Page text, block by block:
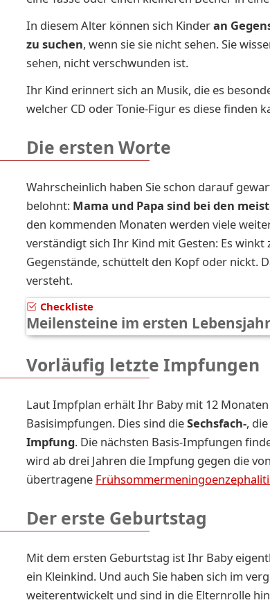
In diesem Alter können sich Kinderan
zu suchen, wenn sie sie nicht sehen. Sie
sehen, nicht verschwunden ist.
Ihr Kind erinnert sich an Musik, die es
welcher CD oder Tonie-Figur es diese finden
Die ersten Worte
Wahrscheinlich haben Sie schon darauf
belohnt: Mama und Papa sind bei den
den kommenden Monaten werden viele
verständigt sich Ihr Kind mit Gesten: Es winkt
Gegenstände, schüttelt den Kopf oder nickt.
versteht.
Checkliste
Meilensteine im ersten Lebensjahr
Vorläufig letzte Impfungen
Laut Impfplan erhält Ihr Baby mit 12
Basisimpfungen. Dies sind dieSechsfach-, die
Impfung. Die nächsten Basis-Impfungen
wird ab drei Jahren die Impfung gegen die
übertragene
Der erste Geburtstag
Mit dem ersten Geburtstag ist Ihr Baby
ein Kleinkind. Und auch Sie haben sich im
weiterentwickelt und sind in die Elternrolle